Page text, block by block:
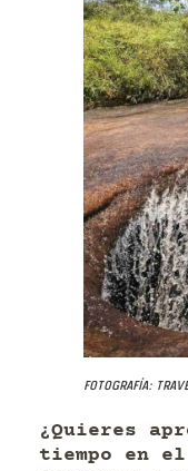
Fotografía:
¿Quieres
tiempo en